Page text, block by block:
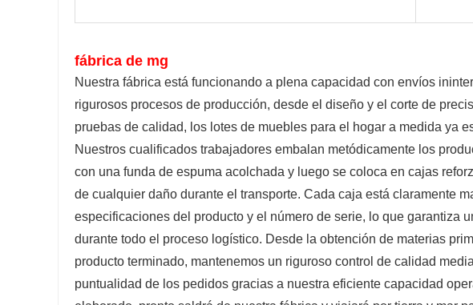
fábrica de mg
Nuestra fábrica está funcionando a plena capacidad con envíos
rigurosos procesos de producción, desde el diseño y el corte de
pruebas de calidad, los lotes de muebles para el hogar a medida ya
Nuestros cualificados trabajadores embalan metódicamente los
con una funda de espuma acolchada y luego se coloca en cajas
de cualquier daño durante el transporte. Cada caja está claramente
especificaciones del producto y el número de serie, lo que garantiza
durante todo el proceso logístico. Desde la obtención de materias
producto terminado, mantenemos un riguroso control de calidad
puntualidad de los pedidos gracias a nuestra eficiente capacidad